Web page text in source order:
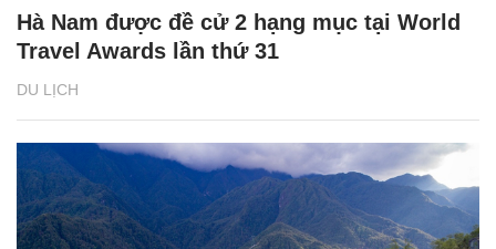
DU LỊCH
Hà Nam được đề cử 2 hạng mục tại World
Travel Awards lần thứ 31